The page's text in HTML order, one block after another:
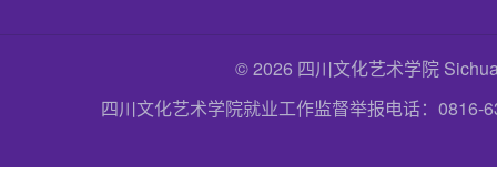
© 2026 四川文化艺术学院
四川文化艺术学院就业工作监督举报电话：